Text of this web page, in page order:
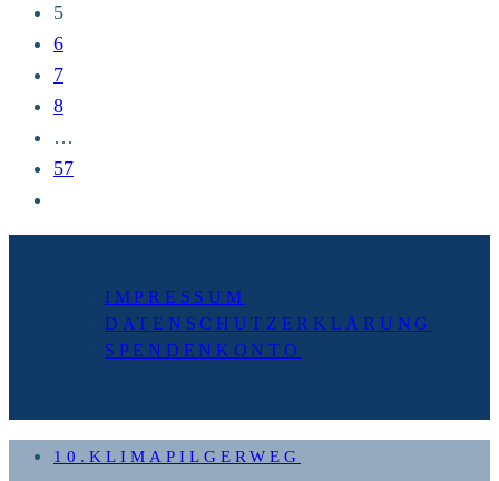
5
6
7
8
…
57
nächsten
IMPRESSUM
DATENSCHUTZERKLÄRUNG
SPENDENKONTO
10.KLIMAPILGERWEG